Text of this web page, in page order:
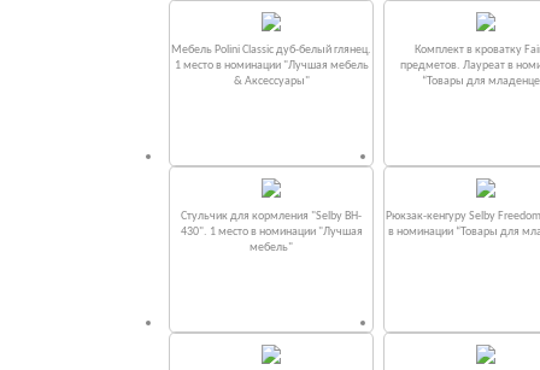
Мебель Polini Classic дуб-белый глянец.
1 место в номинации "Лучшая мебель
& Аксессуары"
Комплект в кроватку
предметов. Лауреат в
“Товары для
Стульчик для кормления "Selby BH-
430". 1 место в номинации "Лучшая
мебель"
Рюкзак-кенгуру Selby
в номинации “Товары для